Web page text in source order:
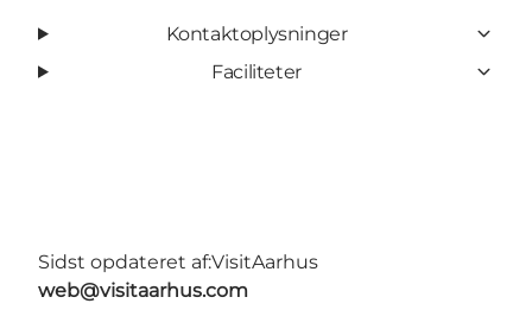
Kontaktoplysninger
Faciliteter
Sidst opdateret af:VisitAarhus
web@visitaarhus.com